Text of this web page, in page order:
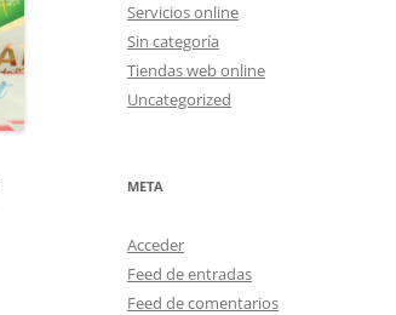
Servicios online
Sin categoría
Tiendas web online
Uncategorized
META
Acceder
Feed de entradas
Feed de comentarios